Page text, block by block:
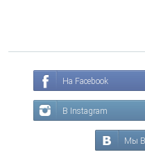
На Facebook
В Instagram
Мы